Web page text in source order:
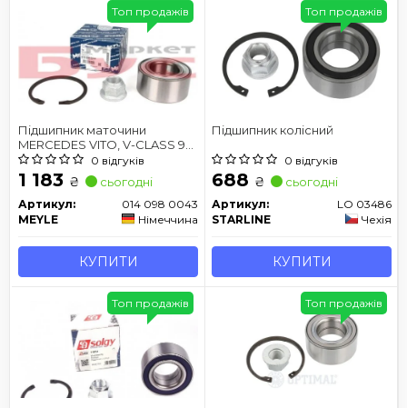
Підшипник маточини
MERCEDES VITO, V-CLASS 96-
03 перед./задній міст
0 відгуків
1 183 ₴ сьогодні
Артикул:
014 098 0043
MEYLE
Німеччина
КУПИТИ
Топ продажів
Підшипник колісний
0 відгуків
688 ₴ сьогодні
Артикул:
LO 03486
STARLINE
Чехія
КУПИТИ
Топ продажів
Топ продажів Топ продажів